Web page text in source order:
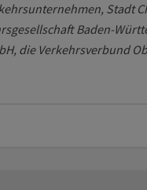
Stadt
Baden-
die Verkehrsverbund